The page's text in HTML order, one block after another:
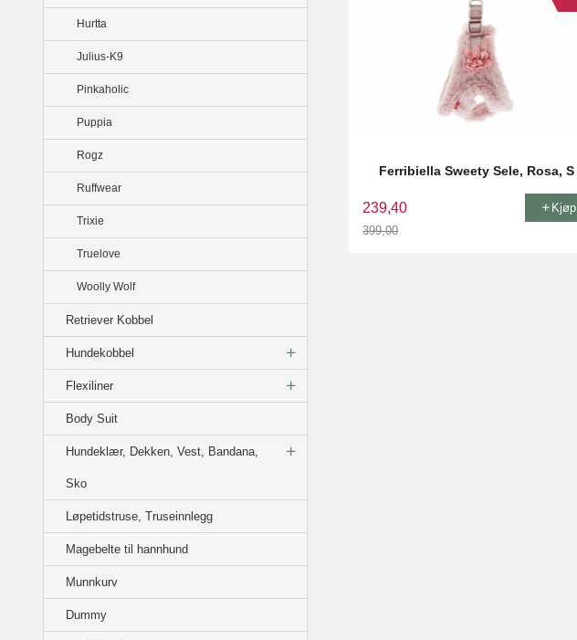
Hurtta
Julius-K9
Pinkaholic
Puppia
Rogz
Ruffwear
Trixie
Truelove
Woolly Wolf
Retriever Kobbel
Hundekobbel
Flexiliner
Body Suit
Hundeklær, Dekken, Vest, Bandana,
Sko
Løpetidstruse, Truseinnlegg
Magebelte til hannhund
Munnkurv
Dummy
Ferribiella Sweety Sele, Rosa, S
239,40
399,00
Kjøp